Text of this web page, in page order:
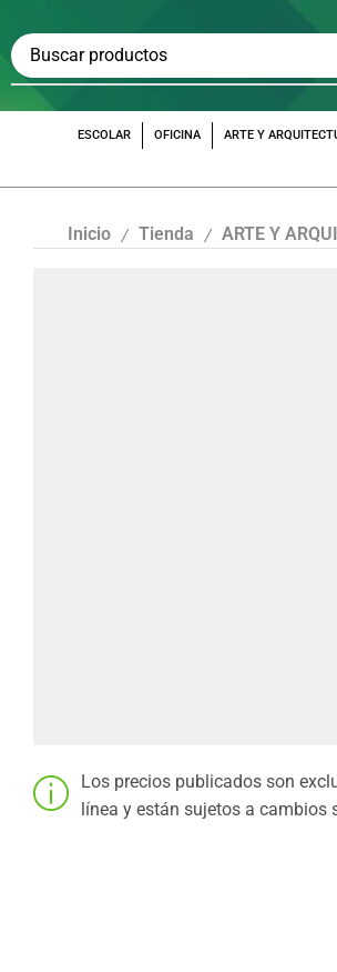
ESCOLAR OFICINA ARTE Y
Inicio / Tienda / ARTE Y
Los precios publicados son
línea y están sujetos a cambios